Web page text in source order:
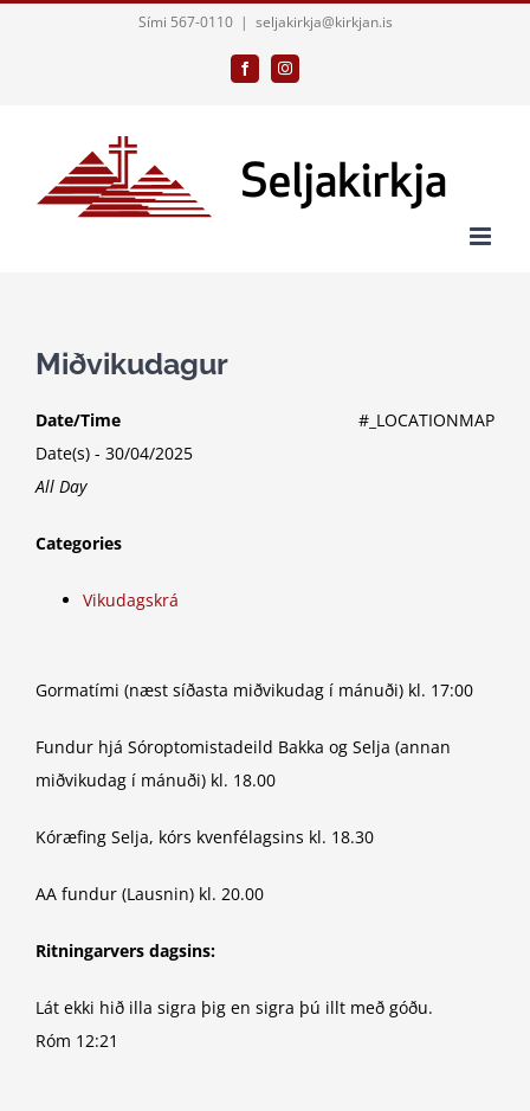
Sími 567-0110 | seljakirkja@kirkjan.is
FacebookInstagram
Miðvikudagur
#_LOCATIONMAP
Date/Time
Date(s) - 30/04/2025
All Day
Categories
Vikudagskrá
Gormatími (næst síðasta miðvikudag í mánuði) kl. 17:00
Fundur hjá Sóroptomistadeild Bakka og Selja (annan
miðvikudag í mánuði) kl. 18.00
Kóræfing Selja, kórs kvenfélagsins kl. 18.30
AA fundur (Lausnin) kl. 20.00
Ritningarvers dagsins:
Lát ekki hið illa sigra þig en sigra þú illt með góðu.
Róm 12:21